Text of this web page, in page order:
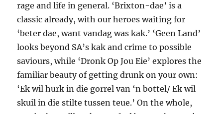
rage and life in general. ‘Brixton-dae’ is a
classic already, with our heroes waiting for
‘beter dae, want vandag was kak.’ ‘Geen Land’
looks beyond SA’s kak and crime to possible
saviours, while ‘Dronk Op Jou Eie’ explores the
familiar beauty of getting drunk on your own:
‘Ek wil hurk in die gorrel van ‘n bottel/ Ek wil
skuil in die stilte tussen teue.’ On the whole,